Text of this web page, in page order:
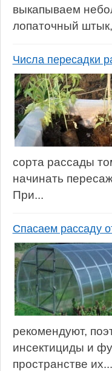
выкапываем
лопаточный
Числа пересадки
сорта рассады
начинать
При...
Спасаем рассаду
рекомендуют,
инсектициды и
пространстве их...